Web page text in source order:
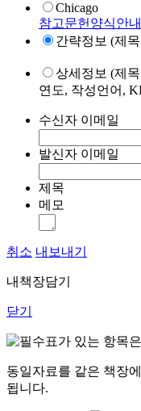
Chicago
참고문헌양식안내
간략정보 (제
상세정보 (제
연도, 작성언어,
수신자 이메일
발신자 이메일
제목
메모
취소 내보내기
내책장담기
닫기
표가 있는 항목
동일자료를 같은 책장
됩니다.